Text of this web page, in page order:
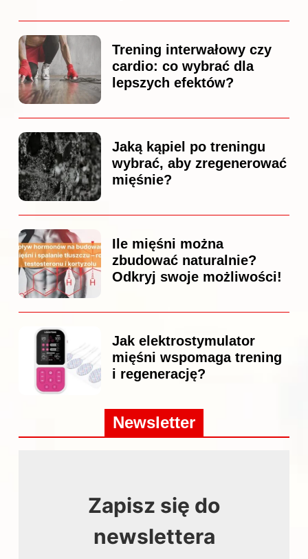
Trening interwałowy czy
cardio: co wybrać dla
lepszych efektów?
Jaką kąpiel po treningu
wybrać, aby zregenerować
mięśnie?
Ile mięśni można
zbudować naturalnie?
Odkryj swoje możliwości!
Jak elektrostymulator
mięśni wspomaga trening
i regenerację?
Newsletter
Zapisz się do
newslettera